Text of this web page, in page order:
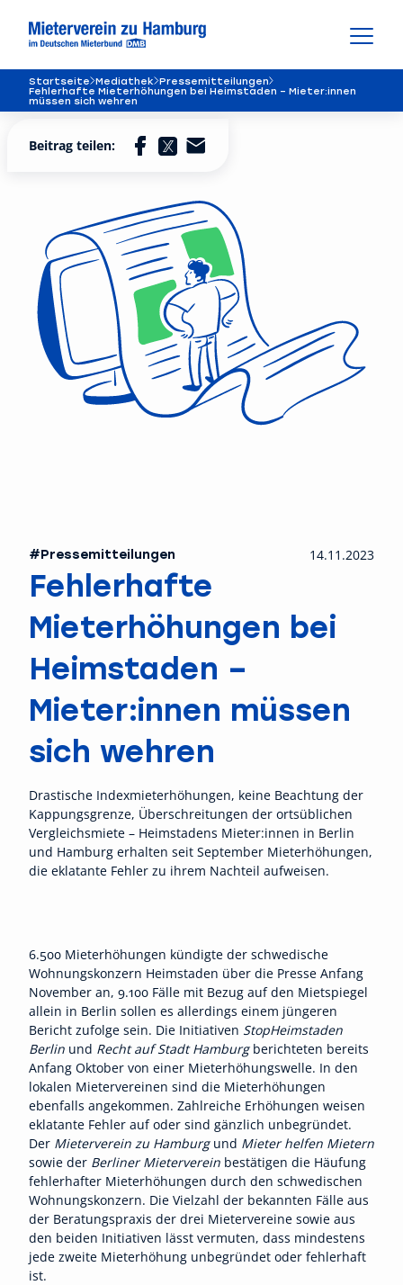
Startseite Mediathek Pressemitteilungen
Fehlerhafte Mieterhöhungen bei Heimstaden – Mieter:innen
müssen sich wehren
#Pressemitteilungen 14.11.2023
Fehlerhafte
Mieterhöhungen bei
Heimstaden –
Mieter:innen müssen
sich wehren
Drastische Indexmieterhöhungen, keine Beachtung der
Kappungsgrenze, Überschreitungen der ortsüblichen
Vergleichsmiete – Heimstadens Mieter:innen in Berlin
und Hamburg erhalten seit September Mieterhöhungen,
die eklatante Fehler zu ihrem Nachteil aufweisen.
Beitrag teilen:
6.500 Mieterhöhungen kündigte der schwedische
Wohnungskonzern Heimstaden über die Presse Anfang
November an, 9.100 Fälle mit Bezug auf den Mietspiegel
allein in Berlin sollen es allerdings einem jüngeren
Bericht zufolge sein. Die Initiativen StopHeimstaden
Berlin und Recht auf Stadt Hamburgberichteten bereits
Anfang Oktober von einer Mieterhöhungswelle. In den
lokalen Mietervereinen sind die Mieterhöhungen
ebenfalls angekommen. Zahlreiche Erhöhungen weisen
eklatante Fehler auf oder sind gänzlich unbegründet.
Der Mieterverein zu Hamburgund Mieter helfen Mietern
sowie der Berliner Mieterverein bestätigen die Häufung
fehlerhafter Mieterhöhungen durch den schwedischen
Wohnungskonzern. Die Vielzahl der bekannten Fälle aus
der Beratungspraxis der drei Mietervereine sowie aus
den beiden Initiativen lässt vermuten, dass mindestens
jede zweite Mieterhöhung unbegründet oder fehlerhaft
ist.